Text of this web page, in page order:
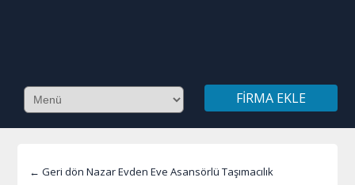
FIRMA EKLE
← Geri dön Nazar Evden Eve Asansörlü Taşımacılık